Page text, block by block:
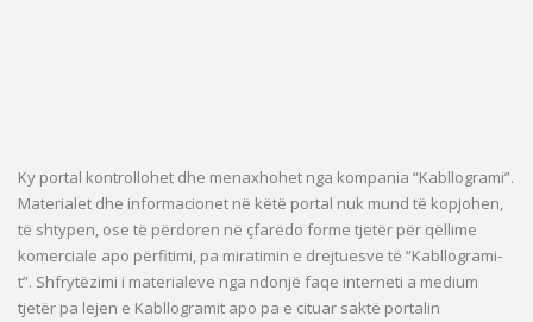
Ky portal kontrollohet dhe menaxhohet nga kompania “Kabllogrami”.
Materialet dhe informacionet në këtë portal nuk mund të kopjohen,
të shtypen, ose të përdoren në çfarëdo forme tjetër për qëllime
komerciale apo përfitimi, pa miratimin e drejtuesve të “Kabllogrami-
t”. Shfrytëzimi i materialeve nga ndonjë faqe interneti a medium
tjetër pa lejen e Kabllogramit apo pa e cituar saktë portalin